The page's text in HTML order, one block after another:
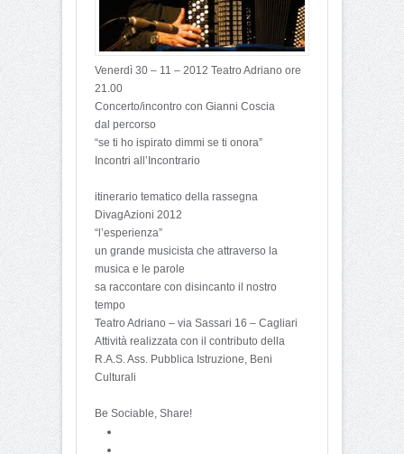
Venerdì 30 – 11 – 2012 Teatro Adriano ore
21.00
Concerto/incontro con Gianni Coscia
dal percorso
“se ti ho ispirato dimmi se ti onora”
Incontri all’Incontrario
itinerario tematico della rassegna
DivagAzioni 2012
“l’esperienza”
un grande musicista che attraverso la
musica e le parole
sa raccontare con disincanto il nostro
tempo
Teatro Adriano – via Sassari 16 – Cagliari
Attività realizzata con il contributo della
R.A.S. Ass. Pubblica Istruzione, Beni
Culturali
Be Sociable, Share!